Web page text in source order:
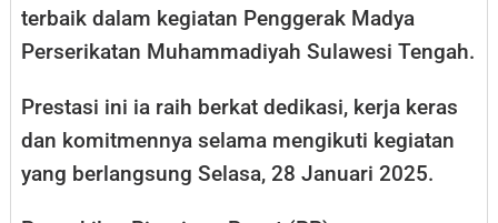
terbaik dalam kegiatan Penggerak Madya
Perserikatan Muhammadiyah Sulawesi Tengah.
Prestasi ini ia raih berkat dedikasi, kerja keras
dan komitmennya selama mengikuti kegiatan
yang berlangsung Selasa, 28 Januari 2025.